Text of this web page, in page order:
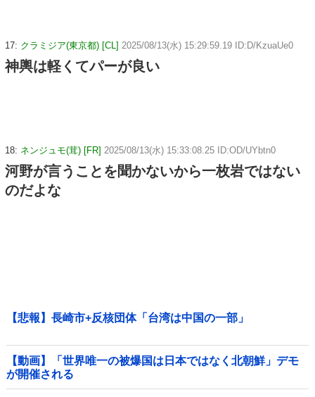
17: クラミジア(東京都) [CL] 2025/08/13(水) 15:29:59.19 ID:D/KzuaUe0
神輿は軽くてパーが良い
18: ネンジュモ(茸) [FR] 2025/08/13(水) 15:33:08.25 ID:OD/UYbtn0
河野が言うことを聞かないから一枚岩ではない
のだよな
【悲報】長崎市+反核団体「台湾は中国の一部」
【動画】「世界唯一の被爆国は日本ではなく北朝鮮」デモ
が開催される